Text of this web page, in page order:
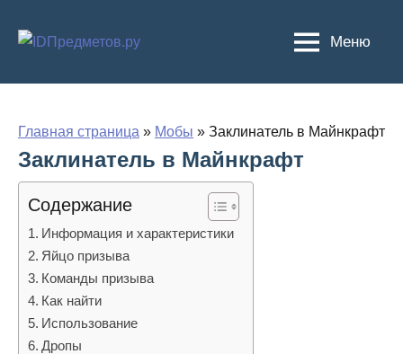
Меню
Главная страница » Мобы » Заклинатель в Майнкрафт
Заклинатель в Майнкрафт
Содержание
Информация и характеристики
Яйцо призыва
Команды призыва
Как найти
Использование
Дропы